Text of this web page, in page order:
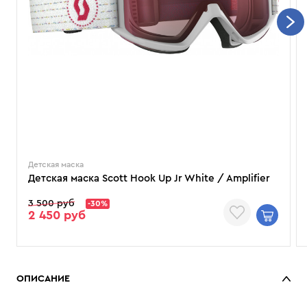
Детская маска
Детская маска Scott Hook Up Jr White / Amplifier
3 500 руб -30%
2 450 руб
ОПИСАНИЕ